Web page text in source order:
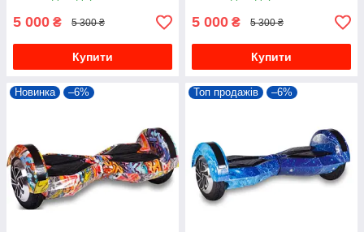
5 000 ₴ 5 300 ₴
Купити
5 000 ₴ 5 300 ₴
Купити
Новинка –6% Топ продажів –6%